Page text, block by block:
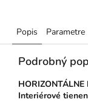
Popis Parametre
Podrobný
HORIZONTÁLNE
Interiérové